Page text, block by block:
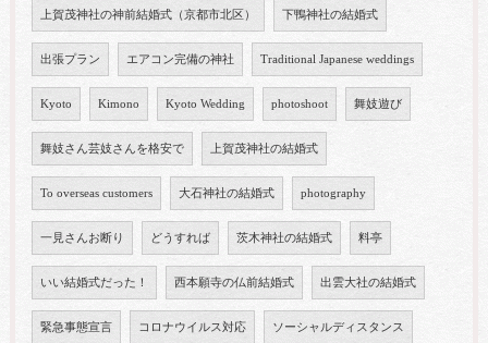
上賀茂神社の神前結婚式（京都市北区） 下鴨神社の結婚式
出張プラン エアコン完備の神社 Traditional Japanese weddings
Kyoto Kimono Kyoto Wedding photoshoot 舞妓遊び
舞妓さん芸妓さんを格安で 上賀茂神社の結婚式
To overseas customers 大石神社の結婚式 photography
一見さんお断り どうすれば 茨木神社の結婚式 料亭
いい結婚式だった！ 西本願寺の仏前結婚式 出雲大社の結婚式
緊急事態宣言 コロナウイルス対応 ソーシャルディスタンス